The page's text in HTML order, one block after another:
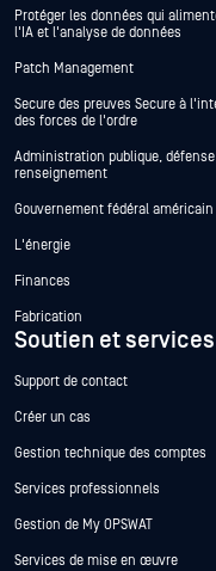
Protéger les données qui
l'IA et l'analyse de données
Patch Management
Secure des preuves Secure à
des forces de l'ordre
Administration publique,
renseignement
Gouvernement fédéral américain
L'énergie
Finances
Fabrication
Soutien et services
Support de contact
Créer un cas
Gestion technique des comptes
Services professionnels
Gestion de My OPSWAT
Services de mise en œuvre